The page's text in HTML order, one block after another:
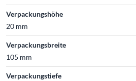
Verpackungshöhe
20 mm
Verpackungsbreite
105 mm
Verpackungstiefe